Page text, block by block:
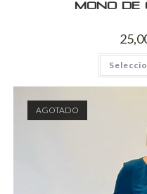
Mono de
AGOTADO